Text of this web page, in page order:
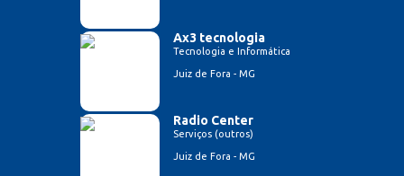
Ax3 tecnologia
Tecnologia e Informática
Juiz de Fora - MG
Radio Center
Serviços (outros)
Juiz de Fora - MG